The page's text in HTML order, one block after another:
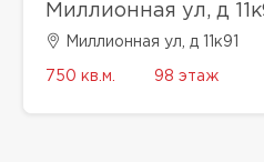
Миллионная ул, д
Миллионная ул, д 11к91
750 кв.м. 98 этаж